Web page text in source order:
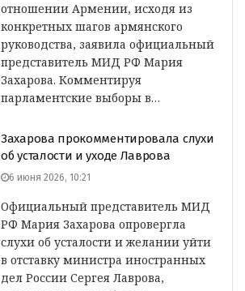
отношении Армении, исходя из
конкретных шагов армянского
руководства, заявила официальный
представитель МИД РФ Мария
Захарова. Комментируя
парламентские выборы в…
Захарова прокомментировала слухи
об усталости и уходе Лаврова
6 июня 2026, 10:21
Официальный представитель МИД
РФ Мария Захарова опровергла
слухи об усталости и желании уйти
в отставку министра иностранных
дел России Сергея Лаврова,